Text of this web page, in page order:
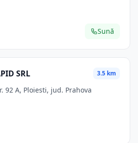
Sună
SRL 3.5 km
92 A, Ploiesti, jud. Prahova